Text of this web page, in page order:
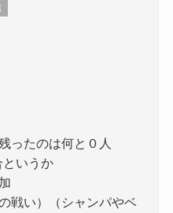
ったのは何と０人
いうか
戦い）（シャンパやベ